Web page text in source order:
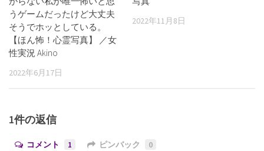
うゲームだったけど大丈夫
そうでホッとしている。
【ほん怖！心霊写真】 ／女
性実況 Akino
2022年6月17日
2022年11月8日
1件の返信
コメント 1 ピンバック 0